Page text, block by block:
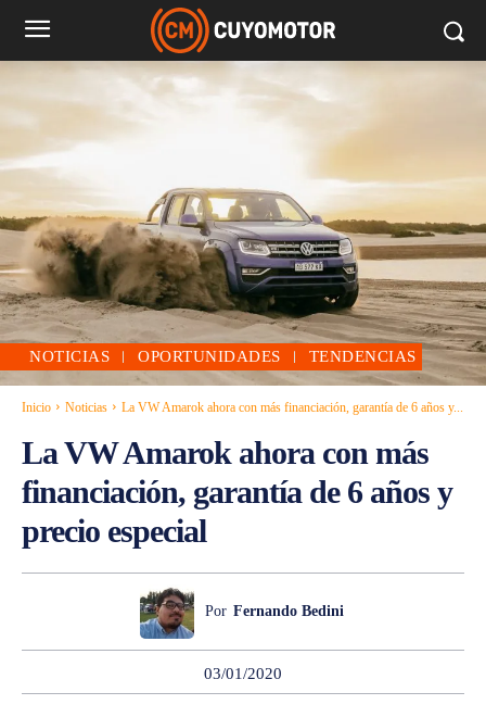
NOTICIAS OPORTUNIDADES TENDENCIAS
Inicio Noticias La VW Amarok ahora con más financiación, garantía de 6 años y...
La VW Amarok ahora con más
financiación, garantía de 6 años y
precio especial
Por Fernando Bedini
03/01/2020